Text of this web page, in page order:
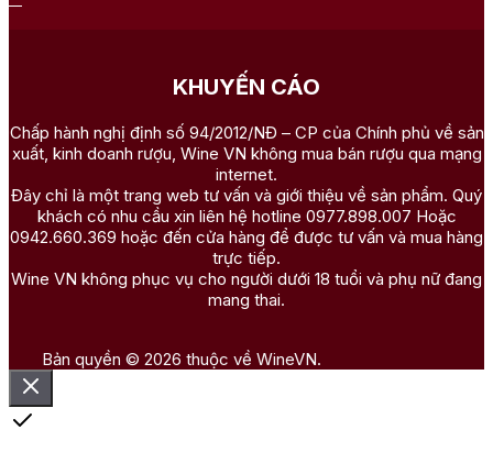
KHUYẾN CÁO
Chấp hành nghị định số 94/2012/NĐ – CP của Chính phủ về sản
xuất, kinh doanh rượu, Wine VN không mua bán rượu qua mạng
internet.
Đây chỉ là một trang web tư vấn và giới thiệu về sản phẩm. Quý
khách có nhu cầu xin liên hệ hotline 0977.898.007 Hoặc
0942.660.369 hoặc đến cửa hàng để được tư vấn và mua hàng
trực tiếp.
Wine VN không phục vụ cho người dưới 18 tuổi và phụ nữ đang
mang thai.
Bản quyền © 2026 thuộc về WineVN.